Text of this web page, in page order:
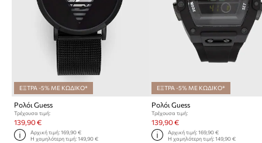
ΕΞΤΡΑ -5% ΜΕ ΚΩΔΙΚΟ*
Ρολόι Guess
Τρέχουσα τιμή:
139,90 €
Αρχική τιμή:169,90 €
Η χαμηλότερη τιμή:149,90 €
ΕΞΤΡΑ -5% ΜΕ ΚΩΔΙΚΟ*
Ρολόι Guess
Τρέχουσα τιμή:
139,90 €
Αρχική τιμή: 169,90 €
Η χαμηλότερη τιμή: 149,90 €